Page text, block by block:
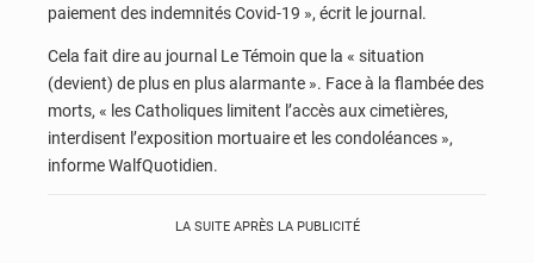
paiement des indemnités Covid-19 », écrit le journal.
Cela fait dire au journal Le Témoin que la « situation
(devient) de plus en plus alarmante ». Face à la flambée des
morts, « les Catholiques limitent l’accès aux cimetières,
interdisent l’exposition mortuaire et les condoléances »,
informe WalfQuotidien.
LA SUITE APRÈS LA PUBLICITÉ